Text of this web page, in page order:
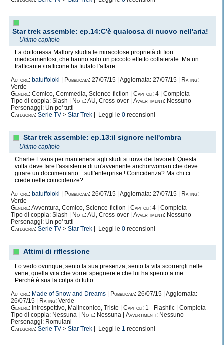
Star trek assemble: ep.14:C'è qualcosa di nuovo nell'aria!
- Ultimo capitolo
La dottoressa Mallory studia le miracolose proprietà di fiori
medicamentosi, che hanno solo un piccolo effetto collaterale. Ma un
trafficante /trafficone ha fiutato l'affare....
Autore: batuffoloki Pubblicata: 27/07/15 | Aggiornata: 27/07/15 |
Rating:
Verde
Genere: Comico, Commedia, Science-fiction | Capitoli: 4 | Completa
Tipo di coppia: Slash |
Note:AU, Cross-over | Avvertimenti: Nessuno
Personaggi: Un po' tutti
Categoria: Serie TV > Star Trek | Leggi le 0 recensioni
Star trek assemble: ep.13:il signore nell'ombra
- Ultimo capitolo
Charlie Evans per mantenersi agli studi si trova dei lavoretti.Questa
volta deve fare l'assistente di un'avvenente anchorwoman che deve
girare un documentario....sull'enterprise ! Coincidenza? Ma chi ci
crede nelle coincidenze?
Autore: batuffoloki Pubblicata: 26/07/15 | Aggiornata: 27/07/15 |
Rating:
Verde
Genere:Avventura, Comico, Science-fiction | Capitoli: 4 | Completa
Tipo di coppia: Slash |
Note:AU, Cross-over | Avvertimenti: Nessuno
Personaggi: Un po' tutti
Categoria: Serie TV > Star Trek | Leggi le 0 recensioni
Attimi di riflessione
Lo vedo ovunque, sento la sua presenza, sento la vita scorrergli nelle
vene, quella vita che vorrei spegnere e che lui ha spento a me.
Perchè è sua la colpa di tutto.
Autore: Made of Snow and Dreams Pubblicata: 26/07/15 | Aggiornata:
26/07/15 |
Rating: Verde
Genere: Introspettivo, Malinconico, Triste | Capitoli: 1 - Flashfic | Completa
Tipo di coppia: Nessuna |
Note: Nessuna | Avvertimenti: Nessuno
Personaggi: Romulani
Categoria: Serie TV > Star Trek | Leggi le 1 recensioni